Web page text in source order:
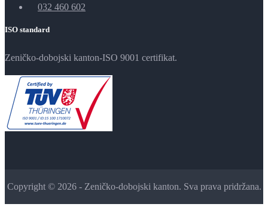
032 460 602
ISO standard
Zeničko-dobojski kanton-ISO 9001 certifikat.
Copyright © 2026 - Zeničko-dobojski kanton. Sva prava pridržana.